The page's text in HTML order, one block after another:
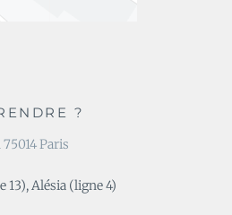
?
75014 Paris
13), Alésia (ligne 4)